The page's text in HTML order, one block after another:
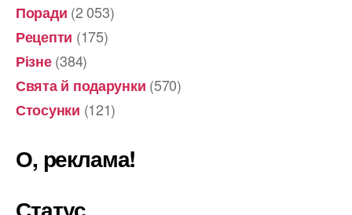
Поради (2 053)
Рецепти (175)
Різне(384)
Свята й подарунки (570)
Стосунки (121)
О, реклама!